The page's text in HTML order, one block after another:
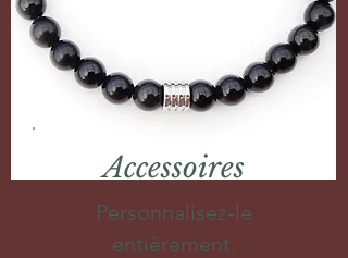
Accessoires
Personnalisez-le
entièrement.